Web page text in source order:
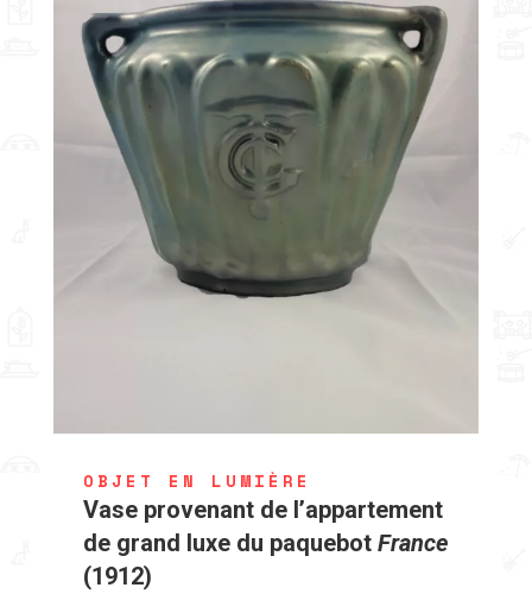
OBJET EN LUMIÈRE
Vase provenant de l’appartement
de grand luxe du paquebot France
(1912)